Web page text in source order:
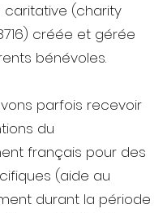
caritative (charity
créée et gérée
bénévoles.
parfois recevoir
du
français pour des
(aide au
durant la période